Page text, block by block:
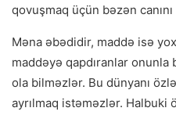
qovuşmaq üçün bəzən
Məna əbədidir, maddə isə
maddəyə qapdıranlar
ola bilməzlər. Bu dünyanı
ayrılmaq istəməzlər. Halbuki